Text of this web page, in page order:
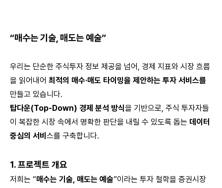
“매수는 기술, 매도는 예술”
우리는 단순한 주식투자 정보 제공을 넘어, 경제 지표와 시장 흐름
을 읽어내어 최적의 매수·매도 타이밍을 제안하는 투자 서비스를
만들고 있습니다.
탑다운(Top-Down) 경제 분석 방식을 기반으로, 주식 투자자들
이 복잡한 시장 속에서 명확한 판단을 내릴 수 있도록 돕는 데이터
중심의 서비 스를 구축합니다.
1. 프로젝트 개요
저희는 “매수는 기술, 매도는 예술”이라는 투자 철학을 증권시장